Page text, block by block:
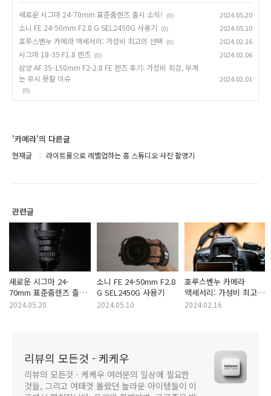
새로운 시그마 24-70mm 표준줌렌즈 출시 소식!
(0) 2024.05.20
소니 FE 24-50mm F2.8 G SEL2450G 사용기 (0) 2024.05.10
호루스벤누 카메라 액세서리: 가성비 최고의 선택 (0) 2024.02.16
시그마 18-35 F1.8 렌즈 (0) 2024.02.06
삼양 AF 35-150mm F2-2.8 FE 렌즈 후기: 가성비 최강, 무게
는 무시 못할 이슈
(0)
2024.02.01
'카메라'의 다른글
현재글 라이트룸으로 레벨업하는 홈 스튜디오 사진 촬영기
관련글
새로운 시그마 24-
70mm 표준줌렌즈 출시
소식!
2024.05.20
소니 FE 24-50mm F2.8
G SEL2450G 사용기
2024.05.10
호루스벤누 카메라
액세서리: 가성비 최고의
선택
2024.02.16
리뷰의 모든것 - 케케우
리뷰의 모든것 - 케케우 여러분의 일상에 필요한
것들, 그리고 여태껏 몰랐던 놀라운 아이템들이 이